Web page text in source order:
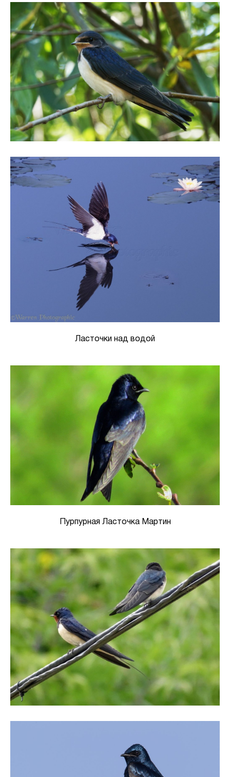
Ласточки над водой
Пурпурная Ласточка Мартин